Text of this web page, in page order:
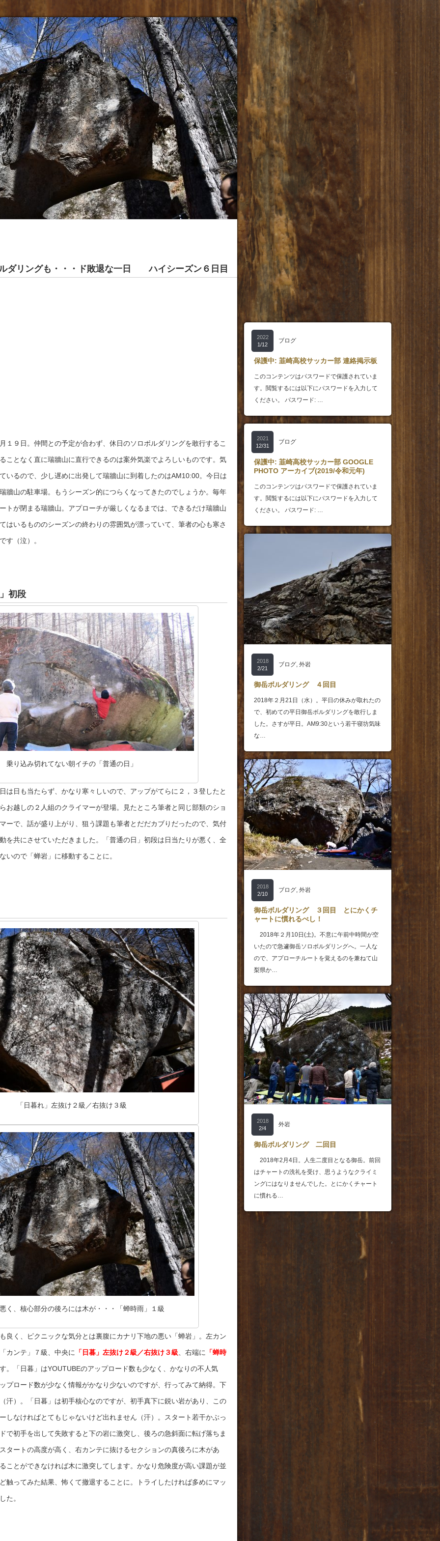
ダリングも・・・ド敗退な一日 ハイシーズン６日目
９日。仲間との予定が合わず、休日のソロボルダリングを敢行するこ
ことなく直に瑞牆山に直行できるのは案外気楽でよろしいものです。気
いるので、少し遅めに出発して瑞牆山に到着したのはAM10:00。今日は
牆山の駐車場。もうシーズン的につらくなってきたのでしょうか。毎年
トが閉まる瑞牆山。アプローチが厳しくなるまでは、できるだけ瑞牆山
はいるもののシーズンの終わりの雰囲気が漂っていて、筆者の心も寒さ
す（泣）。
初段
乗り込み切れてない朝イチの「普通の日」
日も当たらず、かなり寒々しいので、アップがてらに２，３登したと
お越しの２人組のクライマーが登場。見たところ筆者と同じ部類のショ
ーで、話が盛り上がり、狙う課題も筆者とだだカブりだったので、気付
を共にさせていただきました。「普通の日」初段は日当たりが悪く、全
いので「蝉岩」に移動することに。
「日暮れ」左抜け２級／右抜け３級
く、核心部分の後ろには木が・・・「蝉時雨」１級
く、ピクニックな気分とは裏腹にカナリ下地の悪い「蝉岩」。左カン
カンテ」７級、中央に 「日暮」左抜け２級／右抜け３級、右端に 「蝉時
。「日暮」はYOUTUBEのアップロード数も少なく、かなりの不人気
プロード数が少なく情報がかなり少ないのですが、行ってみて納得。下
汗）。「日暮」は初手核心なのですが、初手真下に鋭い岩があり、この
しなければとてもじゃないけど出れません（汗）。スタート若干かぶっ
で初手を出して失敗すると下の岩に激突し、後ろの急斜面に転げ落ちま
タートの高度が高く、右カンテに抜けるセクションの真後ろに木があ
ことができなければ木に激突してします。かなり危険度が高い課題が並
触ってみた結果、怖くて撤退することに。トライしたければ多めにマッ
た。
2022
1/12
ブログ
保護中: 韮崎高校サッカー部 連絡掲示板
このコンテンツはパスワードで保護されていま
す。閲覧するには以下にパスワードを入力して
ください。 パスワード: …
2021
12/31
ブログ
保護中: 韮崎高校サッカー部 GOOGLE
PHOTO アーカイブ(2019/令和元年)
このコンテンツはパスワードで保護されていま
す。閲覧するには以下にパスワードを入力して
ください。 パスワード: …
2018
2/21
ブログ, 外岩
御岳ボルダリング ４回目
2018年２月21日（水）。平日の休みが取れたの
で、初めての平日御岳ボルダリングを敢行しま
した。さすが平日。AM9:30という若干寝坊気味
な…
2018
2/10
ブログ, 外岩
御岳ボルダリング ３回目 とにかくチ
ャートに慣れるべし！
2018年２月10日(土)。不意に午前中時間が空
いたので急遽御岳ソロボルダリングへ。一人な
ので、アプローチルートを覚えるのを兼ねて山
梨県か…
2018
2/4
外岩
御岳ボルダリング 二回目
2018年2月4日。人生二度目となる御岳。前回
はチャートの洗礼を受け、思うようなクライミ
ングにはなりませんでした。とにかくチャート
に慣れる…